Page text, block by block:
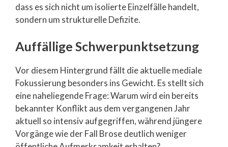
dass es sich nicht um isolierte Einzelfälle handelt,
sondern um strukturelle Defizite.
Auffällige Schwerpunktsetzung
Vor diesem Hintergrund fällt die aktuelle mediale
Fokussierung besonders ins Gewicht. Es stellt sich
eine naheliegende Frage: Warum wird ein bereits
bekannter Konflikt aus dem vergangenen Jahr
aktuell so intensiv aufgegriffen, während jüngere
Vorgänge wie der Fall Brose deutlich weniger